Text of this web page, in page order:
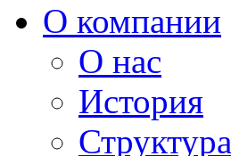
О компании
О нас
История
Структура